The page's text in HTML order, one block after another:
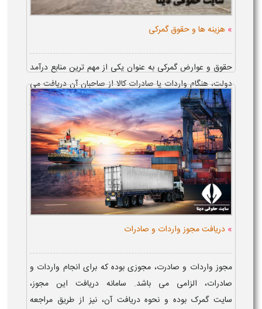
» هزینه ها و حقوق گمرکی
حقوق و عوارض گمرکی به عنوان یکی از مهم ترین منابع درآمد
دولت، هنگام واردات یا صادرات کالا از صاحبان آن دریافت می
شود و میزان آن بر اساس جدول تعرفه مشخص می گردد. در
واقع، هزینه گمرک شامل درصد...
» دریافت مجوز واردات و صادرات
مجوز واردات و صادرت، مجوزی بوده که برای انجام واردات و
صادرات، الزامی می باشد. سامانه دریافت این مجوز،
سایت گمرک بوده و نحوه دریافت آن، نیز از طریق مراجعه